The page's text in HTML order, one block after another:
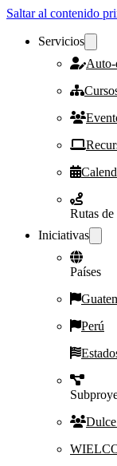
Saltar al contenido
Servicios
Auto-
Rutas
Iniciativas
Países
Perú
Dulce